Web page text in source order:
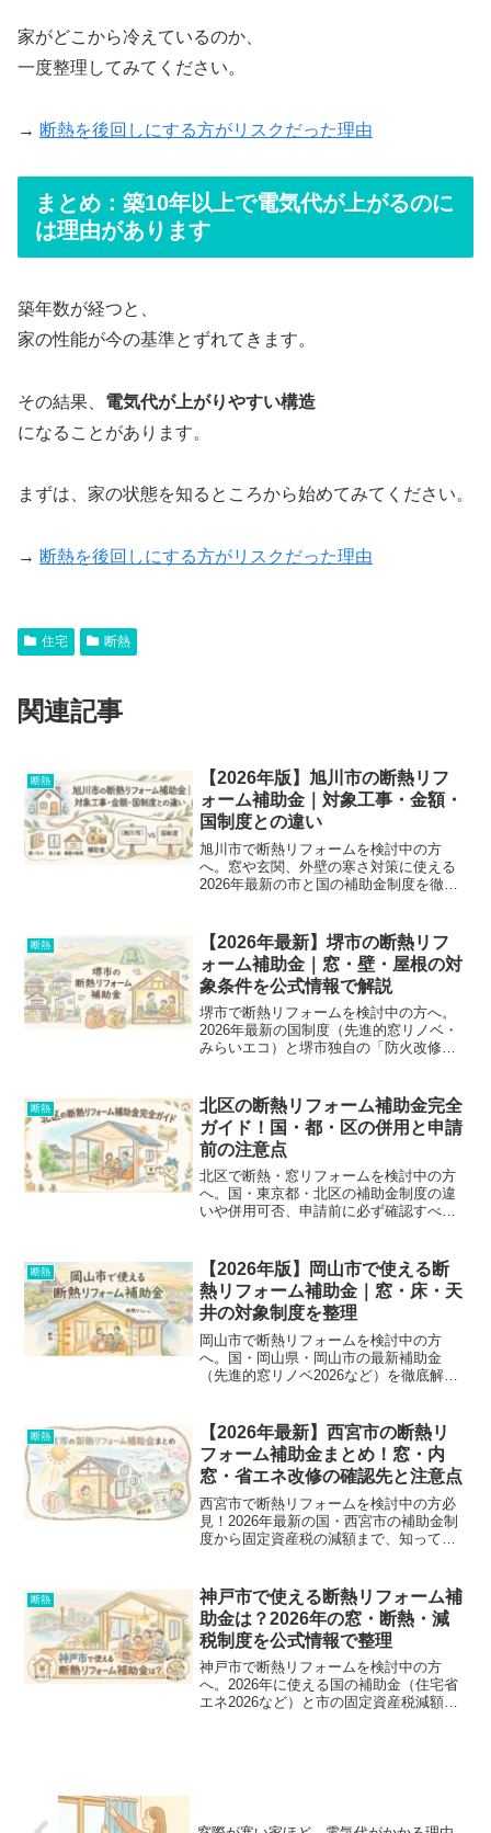
家がどこから冷えているのか、
一度整理してみてください。
→ 断熱を後回しにする方がリスクだった理由
まとめ：築10年以上で電気代が上がるのに
は理由があります
築年数が経つと、
家の性能が今の基準とずれてきます。
その結果、 電気代が上がりやすい構造
になることがあります。
まずは、家の状態を知るところから始めてみてください。
→ 断熱を後回しにする方がリスクだった理由
住宅 断熱
関連記事
断熱
【2026年版】旭川市の断熱リフ
ォーム補助金｜対象工事・金額・
国制度との違い
旭川市で断熱リフォームを検討中の方
へ。窓や玄関、外壁の寒さ対策に使える
2026年最新の市と国の補助金制度を徹底
ご紹介します。
断熱
【2026年最新】堺市の断熱リフ
ォーム補助金｜窓・壁・屋根の対
象条件を公式情報で解説
堺市で断熱リフォームを検討中の方へ。
2026年最新の国制度（先進的窓リノベ・
みらいエコ）と堺市独自の「防火改修等
べきチェックポイントを分かりやすく解
説します。
断熱
北区の断熱リフォーム補助金完全
ガイド！国・都・区の併用と申請
前の注意点
北区で断熱・窓リフォームを検討中の方
へ。国・東京都・北区の補助金制度の違
いや併用可否、申請前に必ず確認すべき
断熱
【2026年版】岡山市で使える断
熱リフォーム補助金｜窓・床・天
井の対象制度を整理
岡山市で断熱リフォームを検討中の方
へ。国・岡山県・岡山市の最新補助金
（先進的窓リノベ2026など）を徹底解
敗しないためのチェックリスト付き！
断熱
【2026年最新】西宮市の断熱リ
フォーム補助金まとめ！窓・内
窓・省エネ改修の確認先と注意点
西宮市で断熱リフォームを検討中の方必
見！2026年最新の国・西宮市の補助金制
度から固定資産税の減額まで、知ってお
いための業者選びのポイントも紹介しま
す。
断熱
神戸市で使える断熱リフォーム補
助金は？2026年の窓・断熱・減
税制度を公式情報で整理
神戸市で断熱リフォームを検討中の方
へ。2026年に使える国の補助金（住宅省
エネ2026など）と市の固定資産税減額制